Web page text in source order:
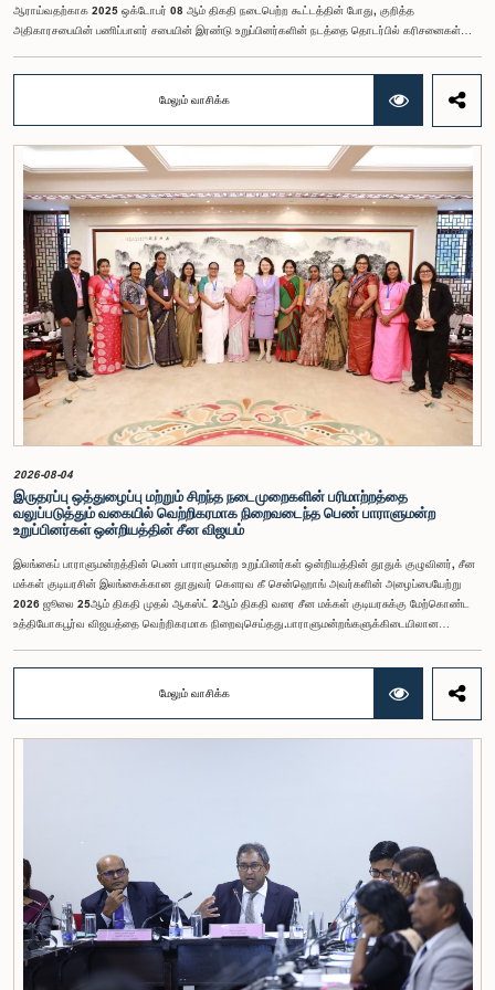
ஆராய்வதற்காக 2025 ஒக்டோபர் 08 ஆம் திகதி நடைபெற்ற கூட்டத்தின் போது, குறித்த
அதிகாரசபையின் பணிப்பாளர் சபையின் இரண்டு உறுப்பினர்களின் நடத்தை தொடர்பில் கரிசனைகள்
இக்கூட்டத்தில் கலந்துகொண்டார் என்பதைக் குழு அவதானித்தது. மேலும், தாபிக்கப்பட்ட பாராளுமன்ற
நடைமுறை மற்றும் ஒழுங்குமுறைகளுக்கு முரணான வகையில், தவிசாளரின் முன் அனுமதியைப்
பெறாமலேயே இரு அதிகாரிகளும் குழுவின் நடவடிக்கைகளிலிருந்து வெளியேறினர். இச்சம்பவங்களைத்
தொடர்ந்து, அரசாங்க பொறுப்பு முயற்சிகள் பற்றிய குழுவின் கௌரவ தவிசாளரினால் எழுப்பப்பட்ட
சிறப்புரிமைப் பிரச்சினையினையடுத்து, பாராளுமன்றத்தை அவமதித்தமை தொடர்பான
குற்றச்சாட்டுகளின் பேரில் இரு அதிகாரிகளும் 2026 பெப்ரவரி 17 ஆம் திகதி ஒழுக்கநெறிகள் மற்றும்
சிறப்புரிமைகள் பற்றிய குழுவின் முன்னிலையில் ஆஜராகினர். இந்த நடவடிக்கைகளின் போது, அவர்கள்
தமது நடத்தைக்காக மனப்பூர்வமான மன்னிப்பைக் கோரினர். உரிய பரிசீலனையின் பின்னர்,
அதிகாரிகள் தமது செயல்களின் தீவிரத்தை ஏற்றுக்கொண்டுள்ளார்கள் என்பதையும், பாராளுமன்றக்
குழுக்களின் அதிகாரம், கௌரவம் மற்றும் தாபிக்கப்பட்ட நடைமுறைகளை மதிப்பதன்
முக்கியத்துவத்தைப் புரிந்துள்ளமையை வெளிப்படுத்தியுள்ளனர் என்பதையும் கவனத்திற்கொண்டு,
ஒழுக்கநெறிகள் மற்றும் சிறப்புரிமைகள் பற்றிய குழுவானது அரசாங்க பொறுப்பு முயற்சிகள் பற்றிய
குழுவின் தவிசாளருடன் இணைந்து அவர்களது மன்னிப்பை ஏற்றுக்கொண்டது.பாராளுமன்றக்
குழுக்களின் முன்னிலையில் ஆஜராகும் அனைத்து தனிநபர்களும் மிக உயர்ந்த நடத்தை தரநிலைகளைக்
கடைப்பிடிக்க வேண்டும், நாடாளுமன்ற நடைமுறைகளுக்கு இணங்க வேண்டும் மற்றும் எல்லா
நேரங்களிலும் நாடாளுமன்றத்தின் கண்ணியம் மற்றும் அதிகாரத்தை நிலைநிறுத்த வேண்டும் என்று
இந்தக் குழு வலியுறுத்த விரும்புகிறது.அரசாங்க பொறுப்பு முயற்சிகள் பற்றிய குழுஇலங்கை
பாராளுமன்றம்
மேலும் வாசிக்க
2026-08-04
இருதரப்பு ஒத்துழைப்பு மற்றும் சிறந்த நடைமுறைகளின் பரிமாற்றத்தை
வலுப்படுத்தும் வகையில் வெற்றிகரமாக நிறைவடைந்த பெண் பாராளுமன்ற
உறுப்பினர்கள் ஒன்றியத்தின் சீன விஜயம்
இலங்கைப் பாராளுமன்றத்தின் பெண் பாராளுமன்ற உறுப்பினர்கள் ஒன்றியத்தின் தூதுக் குழுவினர், சீன
மக்கள் குடியரசின் இலங்கைக்கான தூதுவர் கௌரவ கீ சென்ஹொங் அவர்களின் அழைப்பையேற்று
2026 ஜூலை 25ஆம் திகதி முதல் ஆகஸ்ட் 2ஆம் திகதி வரை சீன மக்கள் குடியரசுக்கு மேற்கொண்ட
உத்தியோகபூர்வ விஜயத்தை வெற்றிகரமாக நிறைவுசெய்தது.பாராளுமன்றங்களுக்கிடையிலான
நோக்கங்களாக அமைந்தன.சீனாவுக்கு விஜயம் மேற்கொண்ட தூதுக் குழுவிற்கு கௌரவ மகளிர் மற்றும்
சிறுவர் அலுவல்கள் அமைச்சர் சரோஜா சாவித்திரி போல்ராஜ் அவர்கள் தலைமைதாங்கியதுடன், இதில்
கௌரவ பாராளுமன்ற உறுப்பினர்களான ரோஹிணி குமாரி விஜேரத்ன, ஓஷானி உமங்கா, சட்டத்தரணி
நிலந்தி கொட்டஹச்சி, எம்.ஏ.சி.எஸ். சதுரி கங்கானி, சட்டத்தரணி நிலுஷா லக்மாலி கமகே,
ஒழுங்குமரபு அலுவலகத்தின் பாராளுமன்ற உத்தியோகத்தர் லஹிரு பத்திரணகே ஆகியோரும்
இணைந்திருந்தனர். குவாங்டொங் மாகாணத்தின் ஷென்சென் மற்றும் குவாங்சோ நகரங்களுக்கு
இக்குழுவினர் விஜயம் மேற்கொண்டதுடன், உத்தியோகபூர்வ சந்திப்புகள், கல்விசார் அமர்வுகள், நிறுவன
ரீதியான விஜயங்கள் மற்றும் கலாசார நிகழ்வுகள் உள்ளடங்கிய விரிவான நிகழ்ச்சித்திட்டங்களிலும்
இவர்கள் பங்கேற்றனர். சீனாவின் அபிவிருத்தி அனுபவம், புத்தாக்கச் சூழல் மற்றும் ஆட்சி முறைகள்
தொடர்பில் நேரடி அறிவைப் பெற்றுக்கொள்வதற்கான பெறுமதிமிக்க வாய்ப்பையும் இந்நிகழ்ச்சித்திட்டம்
வழங்கியது.ஷென்சென் விசேட பொருளாதார வலயத்தின் குறிப்பிடத்தக்க மாற்றம் மற்றும் சீனாவின்
சீர்திருத்தம் மற்றும் திறந்த பொருளாதாரக் கொள்கை தொடர்பில் இடம்பெற்ற விரிவுரையிலும் இலங்கைத்
மேலும் வாசிக்க